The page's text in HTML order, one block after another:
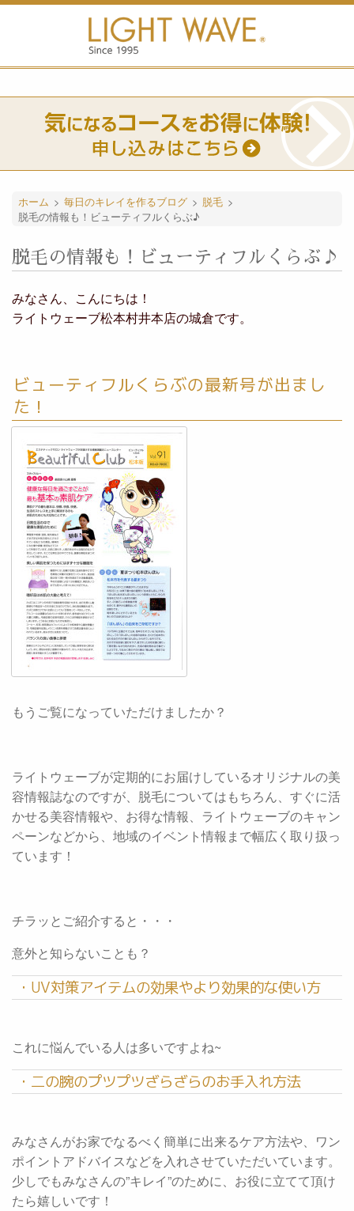
ホーム > 毎日のキレイを作るブログ > 脱毛 >
脱毛の情報も！ビューティフルくらぶ♪
脱毛の情報も！ビューティフルくらぶ♪
みなさん、こんにちは！
ライトウェーブ松本村井本店の城倉です。
ビューティフルくらぶの最新号が出まし
た！
もうご覧になっていただけましたか？
ライトウェーブが定期的にお届けしているオリジナルの美
容情報誌なのですが、脱毛についてはもちろん、すぐに活
かせる美容情報や、お得な情報、ライトウェーブのキャン
ペーンなどから、地域のイベント情報まで幅広く取り扱っ
ています！
チラッとご紹介すると・・・
意外と知らないことも？
・UV対策アイテムの効果やより効果的な使い方
これに悩んでいる人は多いですよね~
・二の腕のプツプツざらざらのお手入れ方法
みなさんがお家でなるべく簡単に出来るケア方法や、ワン
ポイントアドバイスなどを入れさせていただいています。
少しでもみなさんの”キレイ”のために、お役に立てて頂け
たら嬉しいです！